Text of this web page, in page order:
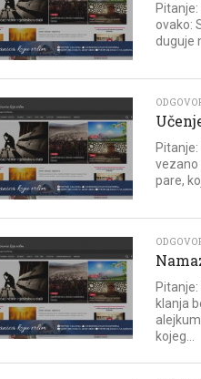
ovako:
duguje
vezano
pare,
klanja
kojeg...